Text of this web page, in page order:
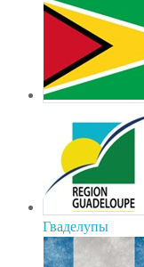
Гваделупы